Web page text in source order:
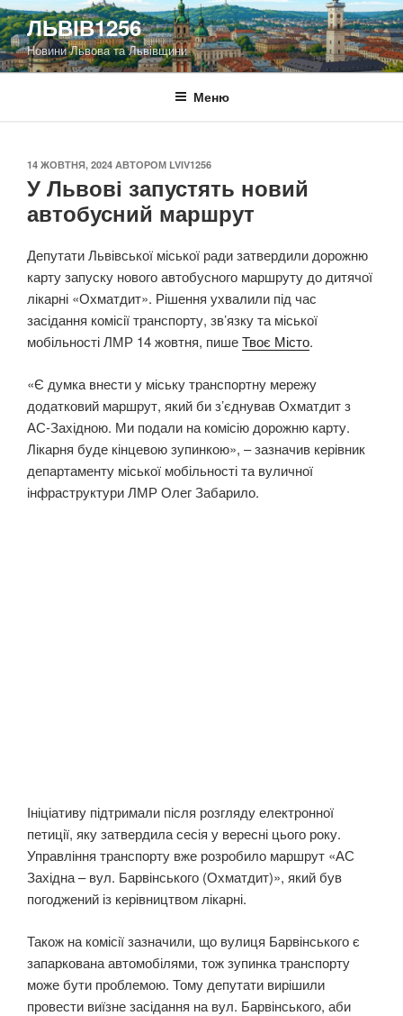
Перейти
до
вмісту
ЛЬВІВ1256
Новини Львова та Львівщини
Меню
ОПУБЛІКОВАНО
14 ЖОВТНЯ, 2024 АВТОРОМ LVIV1256
У Львові запустять новий
автобусний маршрут
Депутати Львівської міської ради затвердили дорожню
карту запуску нового автобусного маршруту до дитячої
лікарні «Охматдит». Рішення ухвалили під час
засідання комісії транспорту, зв’язку та міської
мобільності ЛМР 14 жовтня, пишеТвоє Місто.
«Є думка внести у міську транспортну мережу
додатковий маршрут, який би з’єднував Охматдит з
АС-Західною. Ми подали на комісію дорожню карту.
Лікарня буде кінцевою зупинкою», – зазначив керівник
департаменту міської мобільності та вуличної
інфраструктури ЛМР Олег Забарило.
Ініціативу підтримали після розгляду електронної
петиції, яку затвердила сесія у вересні цього року.
Управління транспорту вже розробило маршрут «АС
Західна – вул. Барвінського (Охматдит)», який був
погоджений із керівництвом лікарні.
Також на комісії зазначили, що вулиця Барвінського є
запаркована автомобілями, тож зупинка транспорту
може бути проблемою. Тому депутати вирішили
провести виїзне засідання на вул. Барвінського, аби